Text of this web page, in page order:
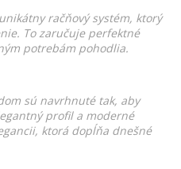
račňový systém, ktorý
To zaručuje perfektné
potrebám pohodlia.
sú navrhnuté tak, aby
profil a moderné
ktorá dopĺňa dnešné